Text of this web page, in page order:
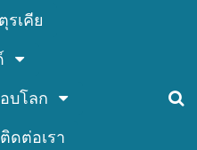
รเคีย
บโลก
ติดต่อเรา